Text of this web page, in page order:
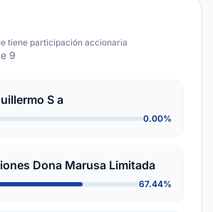
tiene participación accionaria
9
S a
0.00%
Dona Marusa Limitada
67.44%